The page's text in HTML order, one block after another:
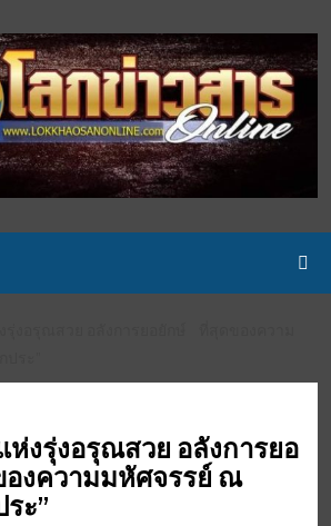
งรุ่งอรุณสวย อลังการยอ
งความมหัศจรรย์ ณ
ะ”